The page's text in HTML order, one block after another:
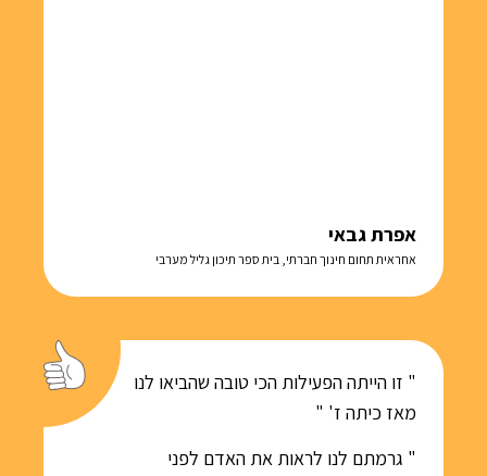
אפרת גבאי
אחראית תחום חינוך חברתי, בית ספר תיכון גליל מערבי
" זו הייתה הפעילות הכי טובה שהביאו לנו
מאז כיתה ז' "
" גרמתם לנו לראות את האדם לפני